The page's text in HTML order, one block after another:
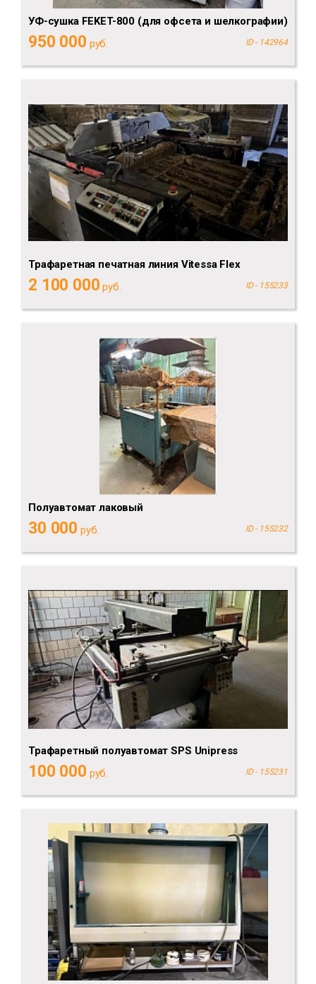
УФ-сушка FEKET-800 (для офсета и шелкографии)
950 000 руб. ID - 142964
Трафаретная печатная линия Vitessa Flex
2 100 000 руб. ID - 155233
Полуавтомат лаковый
30 000 руб. ID - 155232
Трафаретный полуавтомат SPS Unipress
100 000 руб. ID - 155231